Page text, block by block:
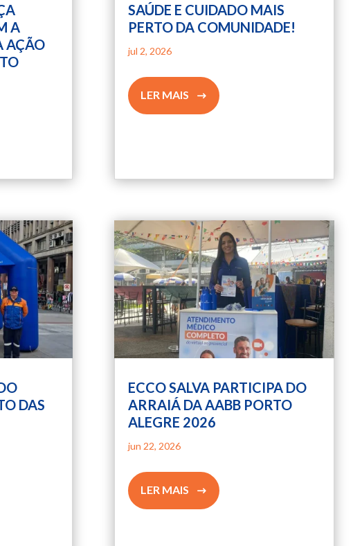
A
AÇÃO
DAS
SAÚDE E CUIDADO MAIS
PERTO DA COMUNIDADE!
jul 2, 2026
LER MAIS
ECCO SALVA PARTICIPA DO
ARRAIÁ DA AABB PORTO
ALEGRE 2026
jun 22, 2026
LER MAIS